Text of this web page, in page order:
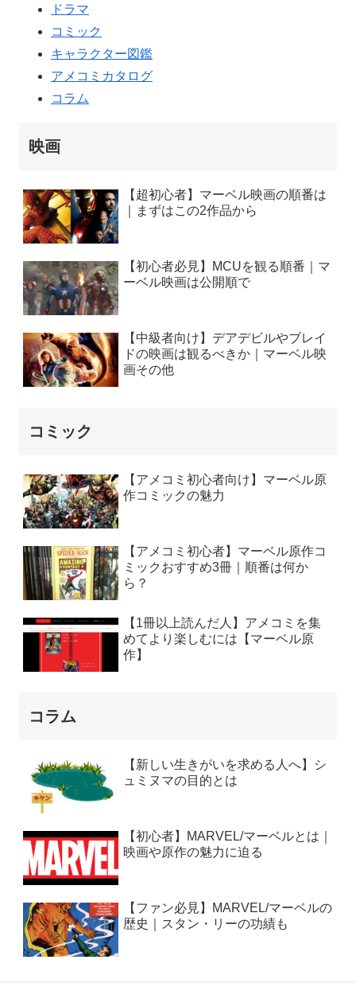
ドラマ
コミック
キャラクター図鑑
アメコミカタログ
コラム
映画
【超初心者】マーベル映画の順番は
｜まずはこの2作品から
【初心者必見】MCUを観る順番｜マ
ーベル映画は公開順で
【中級者向け】デアデビルやブレイ
ドの映画は観るべきか｜マーベル映
画その他
コミック
【アメコミ初心者向け】マーベル原
作コミックの魅力
【アメコミ初心者】マーベル原作コ
ミックおすすめ3冊｜順番は何か
ら？
【1冊以上読んだ人】アメコミを集
めてより楽しむには【マーベル原
作】
コラム
【新しい生きがいを求める人へ】シ
ュミヌマの目的とは
【初心者】MARVEL/マーベルとは｜
映画や原作の魅力に迫る
【ファン必見】MARVEL/マーベルの
歴史｜スタン・リーの功績も